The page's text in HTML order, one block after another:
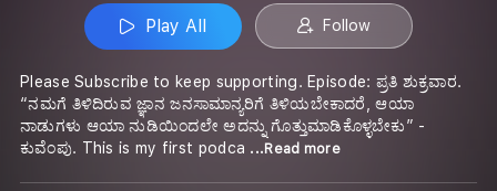
Play All Follow
Please Subscribe to keep supporting. Episode: ಪ್ರತಿ ಶುಕ್ರವಾರ.
“ನಮಗೆ ತಿಳಿದಿರುವ ಜ್ಞಾನ ಜನಸಾಮಾನ್ಯರಿಗೆ ತಿಳಿಯಬೇಕಾದರೆ, ಆಯಾ
ನಾಡುಗಳು ಆಯಾ ನುಡಿಯಿಂದಲೇ ಅದನ್ನು ಗೊತ್ತುಮಾಡಿಕೊಳ್ಳಬೇಕು” -
ಕುವೆಂಪು. This is my first podca ...Read more